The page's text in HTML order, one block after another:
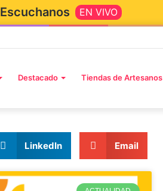
Escuchanos EN VIVO
Destacado Tiendas de Artesanos
LinkedIn Email